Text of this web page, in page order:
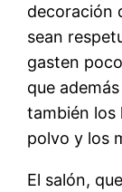
decoración
sean
gasten
que
también los
polvo y los
El salón,